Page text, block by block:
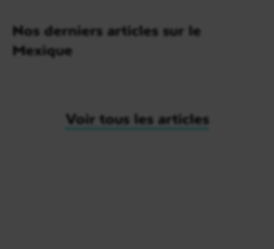
Nos derniers articles sur le
Mexique
Voir tous les articles